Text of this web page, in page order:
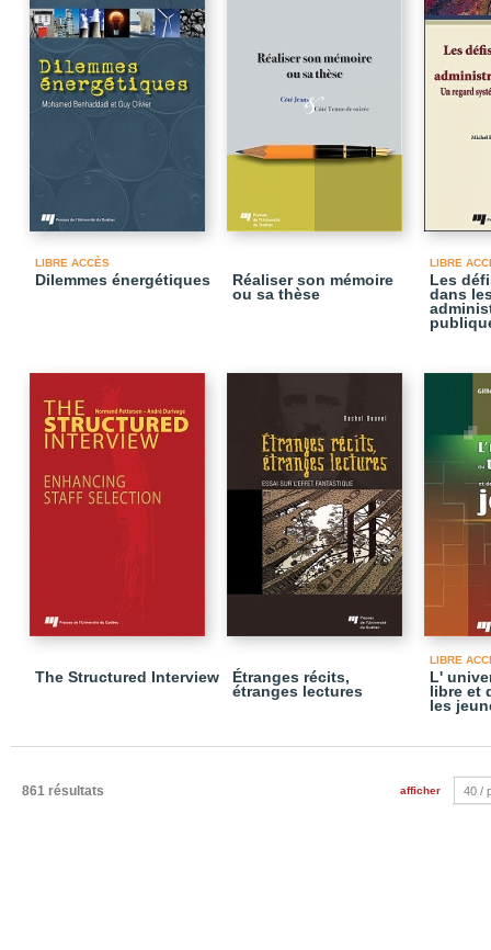
LIBRE ACCÈS
Dilemmes énergétiques
Réaliser son mémoire
ou sa thèse
LIBRE
Les
dans
The Structured Interview
Étranges récits,
étranges lectures
LIBRE
L'
libre et
les
861 résultats afficher 40 /